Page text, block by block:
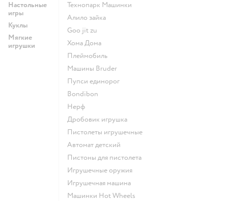
Настольные
игры
Куклы
Мягкие
игрушки
Технопарк Машинки
Алило зайка
Goo jit zu
Хома Дома
Плеймобиль
Машины Bruder
Пупси единорог
Bondibon
Нерф
Дробовик игрушка
Пистолеты игрушечные
Автомат детский
Пистоны для пистолета
Игрушечные оружия
Игрушечная машина
Машинки Hot Wheels